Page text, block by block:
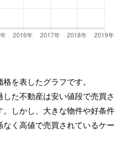
を表したグラフです。
た不動産は安い値段で売買さ
しかし、大きな物件や好条件
く高値で売買されているケー